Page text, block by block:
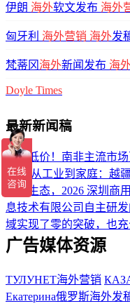
伊朗 海外软文发布 海外
匈牙利 海外营销 海外发
梵蒂冈 海外新闻发布 海
Doyle Times
最新新闻稿
不止低价！南非主流市
港元 从工业到家庭：越
显示生态，2026 深圳商
息技术有限公司自主研
域实现了零的突破，也
广告媒体资源
ТУЛУНЕТ海外营销
Екатерина俄罗斯海外发